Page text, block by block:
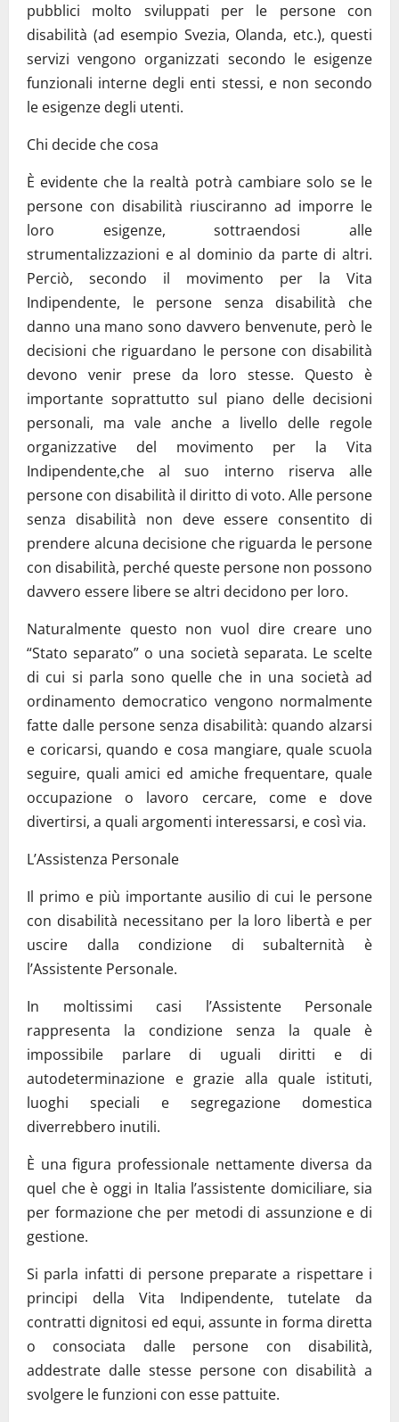
pubblici molto sviluppati per le persone con
disabilità (ad esempio Svezia, Olanda, etc.), questi
servizi vengono organizzati secondo le esigenze
funzionali interne degli enti stessi, e non secondo
le esigenze degli utenti.
Chi decide che cosa
È evidente che la realtà potrà cambiare solo se le
persone con disabilità riusciranno ad imporre le
loro esigenze, sottraendosi alle
strumentalizzazioni e al dominio da parte di altri.
Perciò, secondo il movimento per la Vita
Indipendente, le persone senza disabilità che
danno una mano sono davvero benvenute, però le
decisioni che riguardano le persone con disabilità
devono venir prese da loro stesse. Questo è
importante soprattutto sul piano delle decisioni
personali, ma vale anche a livello delle regole
organizzative del movimento per la Vita
Indipendente,che al suo interno riserva alle
persone con disabilità il diritto di voto. Alle persone
senza disabilità non deve essere consentito di
prendere alcuna decisione che riguarda le persone
con disabilità, perché queste persone non possono
davvero essere libere se altri decidono per loro.
Naturalmente questo non vuol dire creare uno
“Stato separato” o una società separata. Le scelte
di cui si parla sono quelle che in una società ad
ordinamento democratico vengono normalmente
fatte dalle persone senza disabilità: quando alzarsi
e coricarsi, quando e cosa mangiare, quale scuola
seguire, quali amici ed amiche frequentare, quale
occupazione o lavoro cercare, come e dove
divertirsi, a quali argomenti interessarsi, e così via.
L’Assistenza Personale
Il primo e più importante ausilio di cui le persone
con disabilità necessitano per la loro libertà e per
uscire dalla condizione di subalternità è
l’Assistente Personale.
In moltissimi casi l’Assistente Personale
rappresenta la condizione senza la quale è
impossibile parlare di uguali diritti e di
autodeterminazione e grazie alla quale istituti,
luoghi speciali e segregazione domestica
diverrebbero inutili.
È una figura professionale nettamente diversa da
quel che è oggi in Italia l’assistente domiciliare, sia
per formazione che per metodi di assunzione e di
gestione.
Si parla infatti di persone preparate a rispettare i
principi della Vita Indipendente, tutelate da
contratti dignitosi ed equi, assunte in forma diretta
o consociata dalle persone con disabilità,
addestrate dalle stesse persone con disabilità a
svolgere le funzioni con esse pattuite.